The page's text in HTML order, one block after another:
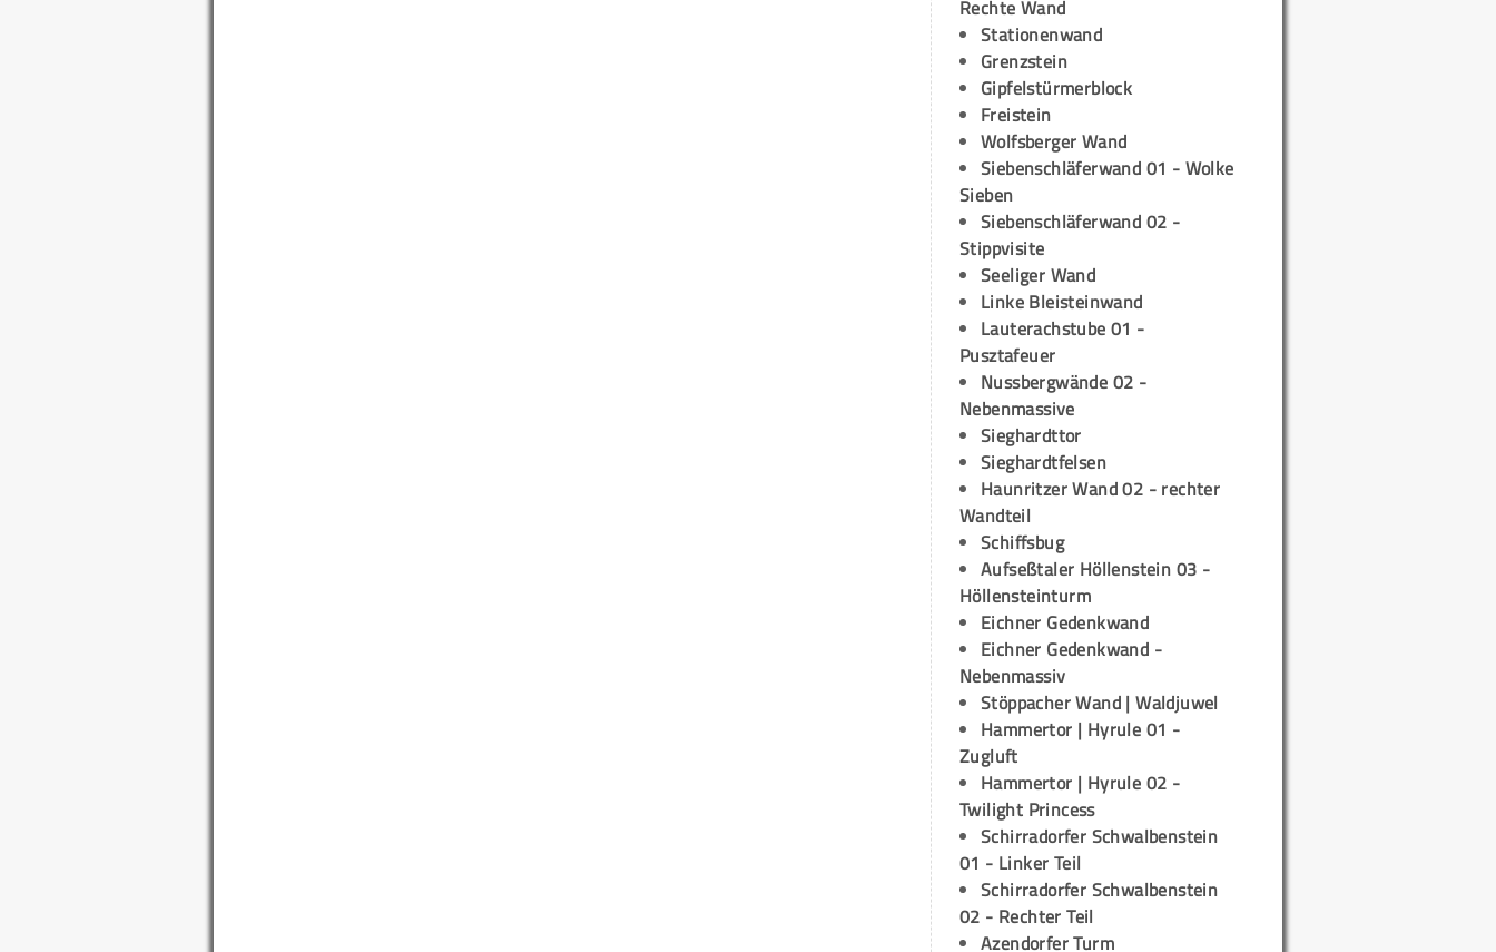
Rechte Wand
Stationenwand
Grenzstein
Gipfelstürmerblock
Freistein
Wolfsberger Wand
Siebenschläferwand 01 - Wolke
Sieben
Siebenschläferwand 02 -
Stippvisite
Seeliger Wand
Linke Bleisteinwand
Lauterachstube 01 -
Pusztafeuer
Nussbergwände 02 -
Nebenmassive
Sieghardttor
Sieghardtfelsen
Haunritzer Wand 02 - rechter
Wandteil
Schiffsbug
Aufseßtaler Höllenstein 03 -
Höllensteinturm
Eichner Gedenkwand
Eichner Gedenkwand -
Nebenmassiv
Stöppacher Wand | Waldjuwel
Hammertor | Hyrule 01 -
Zugluft
Hammertor | Hyrule 02 -
Twilight Princess
Schirradorfer Schwalbenstein
01 - Linker Teil
Schirradorfer Schwalbenstein
02 - Rechter Teil
Azendorfer Turm